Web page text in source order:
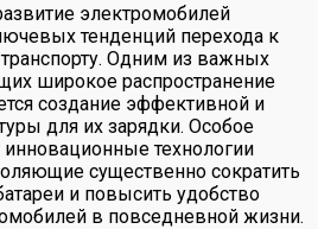
электромобилей
тенденций перехода к
Одним из важных
широкое распространение
создание эффективной и
для их зарядки. Особое
технологии
существенно сократить
и повысить удобство
в повседневной жизни.